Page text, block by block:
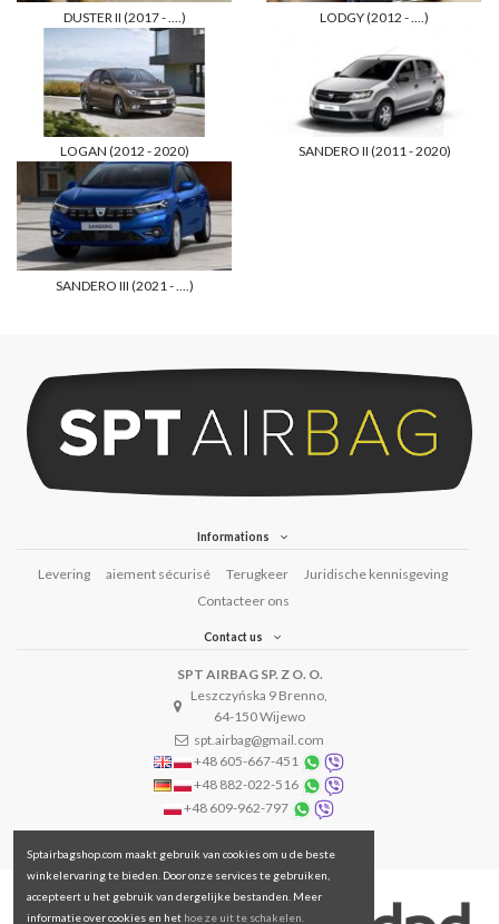
DUSTER II (2017 - ....) LODGY (2012 - ....)
LOGAN (2012 - 2020) SANDERO II (2011 - 2020)
SANDERO III (2021 - ....)
Informations
Levering aiement sécurisé Terugkeer
Juridische kennisgeving
Contacteer ons
Contact us
SPT AIRBAG SP. Z O. O.
Leszczyńska 9 Brenno,
64-150 Wijewo
spt.airbag@gmail.com
+48 605-667-451
+48 882-022-516
+48 609-962-797
Sptairbagshop.com maakt gebruik van cookies om u de beste
winkelervaring te bieden. Door onze services te gebruiken,
accepteert u het gebruik van dergelijke bestanden. Meer
informatie over cookies en het hoe ze uit te schakelen.